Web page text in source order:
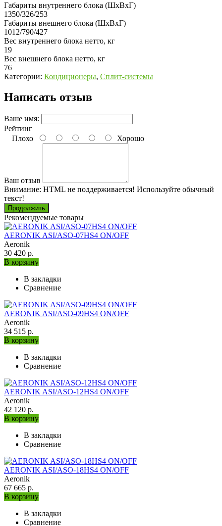
Габариты внутреннего блока (ШхВхГ)
1350/326/253
Габариты внешнего блока (ШхВхГ)
1012/790/427
Вес внутреннего блока нетто, кг
19
Вес внешнего блока нетто, кг
76
Категории: Кондиционеры, Сплит-системы
Написать отзыв
Ваше имя:
Рейтинг
Плохо
Хорошо
Ваш отзыв
Внимание: HTML не поддерживается! Используйте обычный
текст!
Продолжить
Рекомендуемые товары
AERONIK ASI/ASO-07HS4 ON/OFF
Aeronik
30 420 р.
В корзину
В закладки
Сравнение
AERONIK ASI/ASO-09HS4 ON/OFF
Aeronik
34 515 р.
В корзину
В закладки
Сравнение
AERONIK ASI/ASO-12HS4 ON/OFF
Aeronik
42 120 р.
В корзину
В закладки
Сравнение
AERONIK ASI/ASO-18HS4 ON/OFF
Aeronik
67 665 р.
В корзину
В закладки
Сравнение